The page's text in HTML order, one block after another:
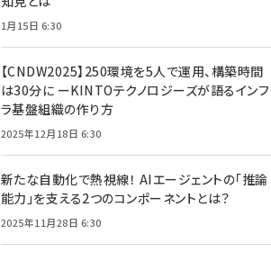
1月15日 6:30
【CNDW2025】250環境を5人で運用、構築時間
は30分に ーKINTOテクノロジーズが語るインフ
ラ基盤組織の作り方
2025年12月18日 6:30
新たな自動化で熱視線！ AIエージェントの「推論
能力」を支える2つのコンポーネントとは？
2025年11月28日 6:30